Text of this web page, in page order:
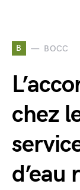
B BOCC
chez
d’eau